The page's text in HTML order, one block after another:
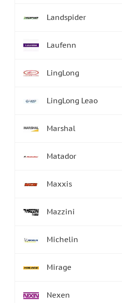
Landspider
Laufenn
LingLong
LingLong Leao
Marshal
Matador
Maxxis
Mazzini
Michelin
Mirage
Nexen